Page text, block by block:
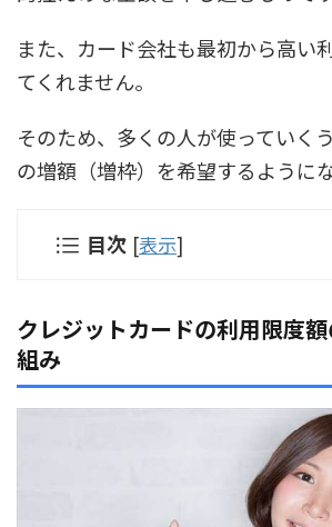
また、カード会社も最初から高い
てくれません。
そのため、多くの人が使っていく
の増額（増枠）を希望するようにな
目次 [表示]
クレジットカードの利用限度
組み